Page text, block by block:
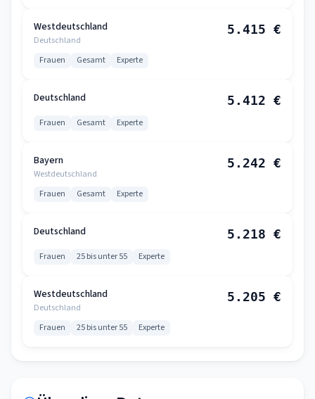
Westdeutschland
Deutschland
5.415 €
Frauen Gesamt Experte
Deutschland 5.412 €
Frauen Gesamt Experte
Bayern
Westdeutschland
5.242 €
Frauen Gesamt Experte
Deutschland 5.218 €
Frauen 25 bis unter 55 Experte
Westdeutschland
Deutschland
5.205 €
Frauen 25 bis unter 55 Experte